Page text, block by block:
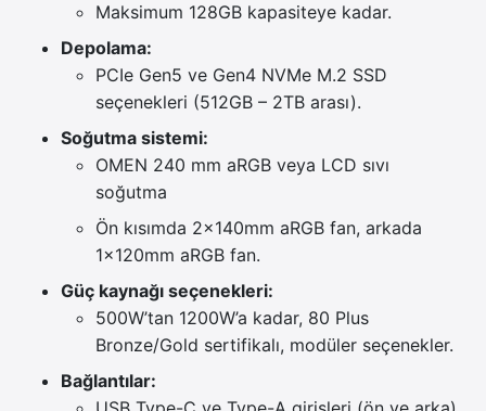
Maksimum 128GB kapasiteye kadar.
Depolama:
PCIe Gen5 ve Gen4 NVMe M.2 SSD
seçenekleri (512GB – 2TB arası).
Soğutma sistemi:
OMEN 240 mm aRGB veya LCD sıvı
soğutma
Ön kısımda 2×140mm aRGB fan, arkada
1×120mm aRGB fan.
Güç kaynağı seçenekleri:
500W’tan 1200W’a kadar, 80 Plus
Bronze/Gold sertifikalı, modüler seçenekler.
Bağlantılar: